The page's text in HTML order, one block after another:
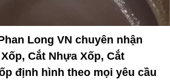
Long VN chuyên nhận
Cắt Nhựa Xốp, Cắt
định hình theo mọi yêu cầu